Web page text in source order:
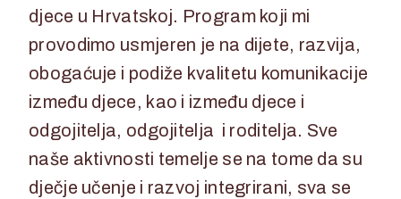
djece u Hrvatskoj. Program koji mi
provodimo usmjeren je na dijete, razvija,
obogaćuje i podiže kvalitetu komunikacije
između djece, kao i između djece i
odgojitelja, odgojitelja i roditelja. Sve
naše aktivnosti temelje se na tome da su
dječje učenje i razvoj integrirani, sva se